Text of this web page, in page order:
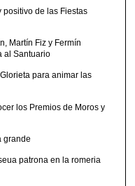
positivo de las Fiestas
Martín Fiz y Fermín
al Santuario
para animar las
los Premios de Moros y
grande
patrona en la romeria